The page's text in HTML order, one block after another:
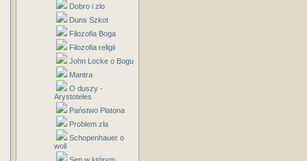
Dobro i zlo
Duns Szkot
Filozofia Boga
Filozofia religii
John Locke o Bogu
Mantra
O duszy -
Arystoteles
Państwo Platona
Problem zła
Schopenhauer o
woli